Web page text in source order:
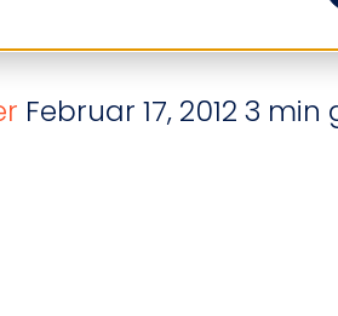
Februar 17, 2012 3 min